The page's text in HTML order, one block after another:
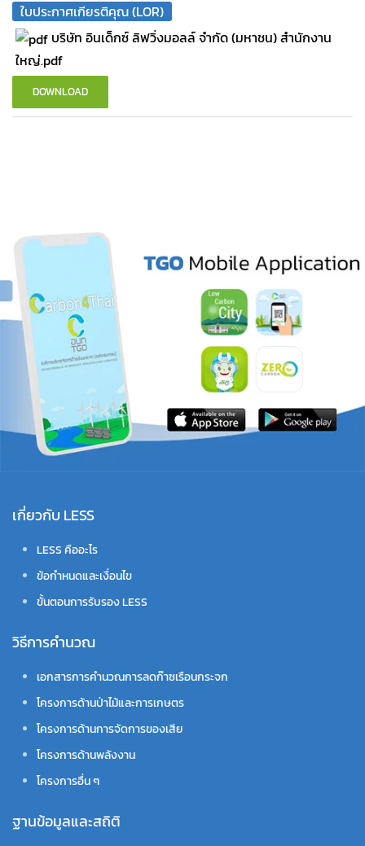
ใบประกาศเกียรติคุณ (LOR)
บริษัท อินเด็กซ์ ลิฟวิ่งมอลล์ จำกัด (มหาชน) สำนักงาน
ใหญ่.pdf
DOWNLOAD
เกี่ยวกับ LESS
LESS คืออะไร
ข้อกำหนดและเงื่อนไข
ขั้นตอนการรับรอง LESS
วิธีการคำนวณ
เอกสารการคำนวณการลดก๊าซเรือนกระจก
โครงการด้านป่าไม้และการเกษตร
โครงการด้านการจัดการของเสีย
โครงการด้านพลังงาน
โครงการอื่น ๆ
ฐานข้อมูลและสถิติ